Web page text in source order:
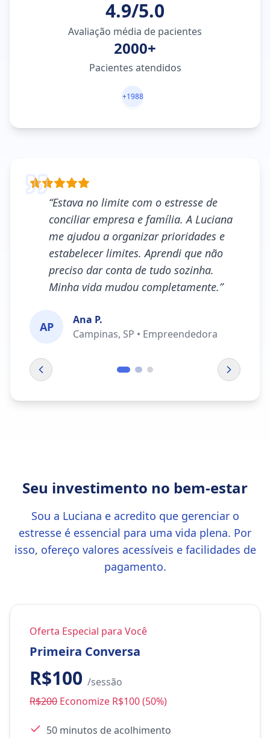
4.9/5.0
Avaliação média de pacientes
2000+
Pacientes atendidos
+1988
“Estava no limite com o estresse de
conciliar empresa e família. A Luciana
me ajudou a organizar prioridades e
estabelecer limites. Aprendi que não
preciso dar conta de tudo sozinha.
Minha vida mudou completamente.”
AP
Ana P.
Campinas, SP • Empreendedora
Seu investimento no bem-estar
Sou a Luciana e acredito que gerenciar o
estresse é essencial para uma vida plena. Por
isso, ofereço valores acessíveis e facilidades de
pagamento.
Oferta Especial para Você
Primeira Conversa
R$100 /sessão
R$200 Economize R$100 (50%)
50 minutos de acolhimento